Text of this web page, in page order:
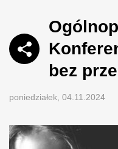
bez
poniedziałek, 04.11.2024